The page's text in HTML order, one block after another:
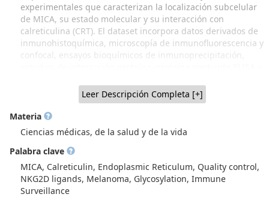
experimentales que caracterizan la localización subcelular
de MICA, su estado molecular y su interacción con
calreticulina (CRT). El dataset incorpora datos derivados de
inmunohistoquímica, microscopía de inmunofluorescencia y
confocal, ensayos bioquímicos de inmunoprecipitación,
computacionales de modelamiento estructural. Los datos
corresponden a experimentos realizados en líneas celulares
de melanoma, tejidos cutáneos humanos sanos y sistemas
de expresión recombinante, e incluyen archivos de
adquisición (cuando corresponde), tablas de resultados y
datos procesados utilizados para generar las figuras y
conclusiones del estudio.
Leer Descripción Completa [+]
Materia
Ciencias médicas, de la salud y de la vida
Palabra clave
MICA, Calreticulin, Endoplasmic Reticulum, Quality control,
NKG2D ligands, Melanoma, Glycosylation, Immune
Surveillance